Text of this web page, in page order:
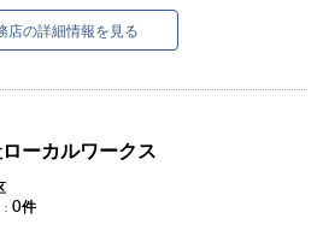
店の詳細情報を見る
ーカルワークス
0件